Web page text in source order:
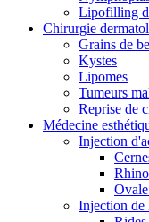
Lipofilling
Chirurgie
Grains de
Kystes
Lipomes
Tumeurs
Reprise de
Médecine
Injection
Injection de